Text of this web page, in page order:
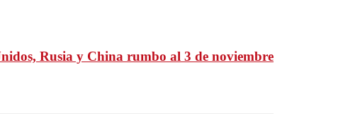
Rusia y China rumbo al 3 de noviembre